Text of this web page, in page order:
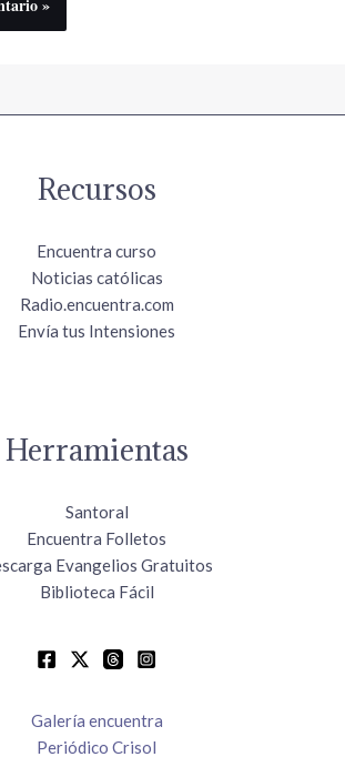
Recursos
Encuentra curso
Noticias católicas
Radio.encuentra.com
Envía tus Intensiones
Herramientas
Santoral
Encuentra Folletos
Evangelios Gratuitos
Biblioteca Fácil
Galería encuentra
Periódico Crisol